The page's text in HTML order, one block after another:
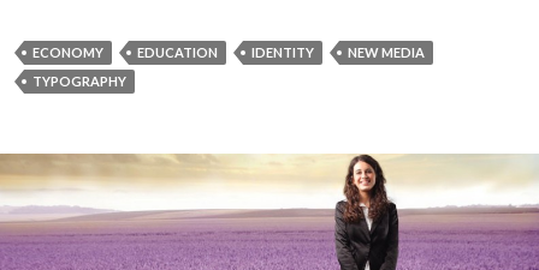
ECONOMY EDUCATION IDENTITY
NEW MEDIA
TYPOGRAPHY